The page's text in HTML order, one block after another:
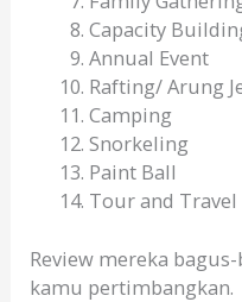
Capacity
Annual Event
Rafting/ Arung
Camping
Snorkeling
Paint Ball
Tour and Travel
Review mereka
kamu pertimbangkan.